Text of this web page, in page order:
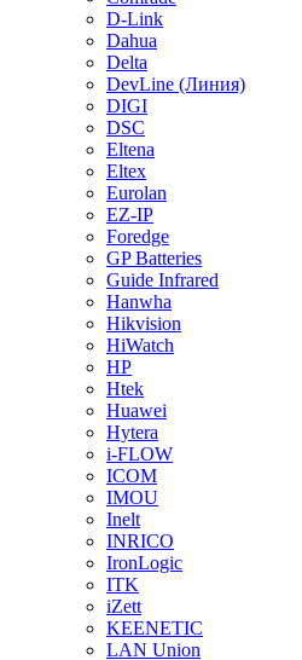
D-Link
Dahua
Delta
DevLine (Линия)
DIGI
DSC
Eltena
Eltex
Eurolan
EZ-IP
Foredge
GP Batteries
Guide Infrared
Hanwha
Hikvision
HiWatch
HP
Htek
Huawei
Hytera
i-FLOW
ICOM
IMOU
Inelt
INRICO
IronLogic
ITK
iZett
KEENETIC
LAN Union